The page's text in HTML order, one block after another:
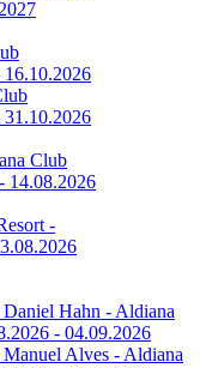
31.10.2026
Club
14.08.2026
-
Hahn - Aldiana
- 04.09.2026
Alves - Aldiana